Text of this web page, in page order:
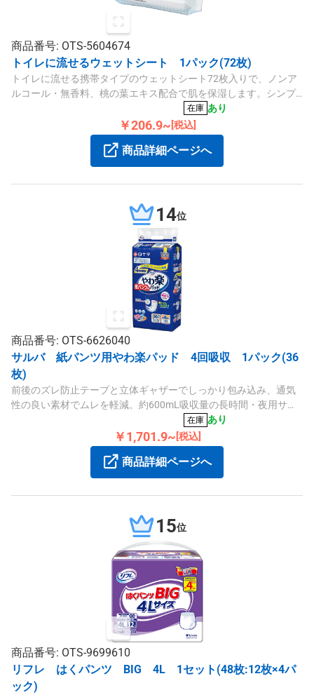
商品番号: OTS-5604674
トイレに流せるウェットシート 1パック(72枚)
トイレに流せる携帯タイプのウェットシート72枚入りで、ノンア
ルコール・無香料、桃の葉エキス配合で肌を保湿します。シンプ
ルなパッケージで居室にも馴染みやすい商品です。
在庫 あり
￥206.9~[税込]
商品詳細ページへ
14位
商品番号: OTS-6626040
サルバ 紙パンツ用やわ楽パッド 4回吸収 1パック(36
枚)
前後のズレ防止テープと立体ギャザーでしっかり包み込み、通気
性の良い素材でムレを軽減。約600mL吸収量の長時間・夜用サル
バ紙パンツ用やわ楽パッド36枚入りです。
在庫 あり
￥1,701.9~ [税込]
商品詳細ページへ
15位
商品番号: OTS-9699610
リフレ はくパンツ BIG 4L 1セット(48枚:12枚×4パ
ック)